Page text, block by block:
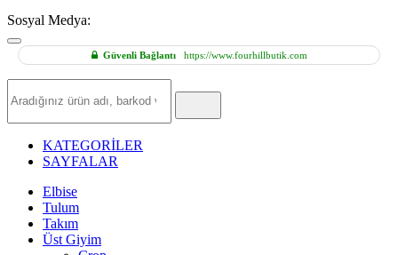
Sosyal Medya:
Güvenli Bağlantıhttps://www.fourhillbutik.com
Ürün
KATEGORİLER
SAYFALAR
Elbise
Tulum
Takım
Üst Giyim